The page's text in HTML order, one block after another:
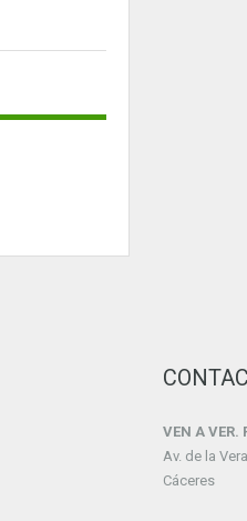
VEN A
Av. de la
Cáceres